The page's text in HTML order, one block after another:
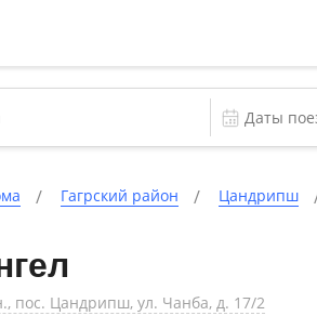
Гагрский район Цандрипш
пос. Цандрипш, ул. Чанба, д. 17/2